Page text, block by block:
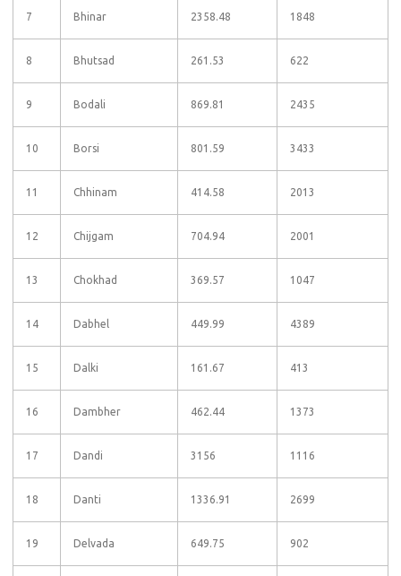
7 Bhinar 2358.48 1848
8 Bhutsad 261.53 622
9 Bodali 869.81 2435
10 Borsi 801.59 3433
11 Chhinam 414.58 2013
12 Chijgam 704.94 2001
13 Chokhad 369.57 1047
14 Dabhel 449.99 4389
15 Dalki 161.67 413
16 Dambher 462.44 1373
17 Dandi 3156 1116
18 Danti 1336.91 2699
19 Delvada 649.75 902